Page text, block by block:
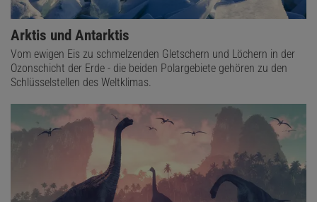
Arktis und Antarktis
Vom ewigen Eis zu schmelzenden Gletschern und Löchern in der
Ozonschicht der Erde - die beiden Polargebiete gehören zu den
Schlüsselstellen des Weltklimas.